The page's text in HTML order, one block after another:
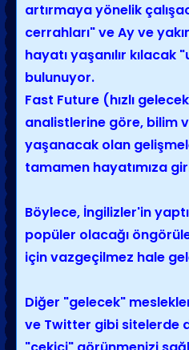
artırmaya yönelik
cerrahları" ve Ay ve
hayatı yaşanılır kılacak
bulunuyor.
Fast Future (hızlı
analistlerine göre, bilim
yaşanacak olan
tamamen hayatımıza
Böylece, İngilizler'in
popüler olacağı
için vazgeçilmez hale
Diğer "gelecek"
ve Twitter gibi sitelerde